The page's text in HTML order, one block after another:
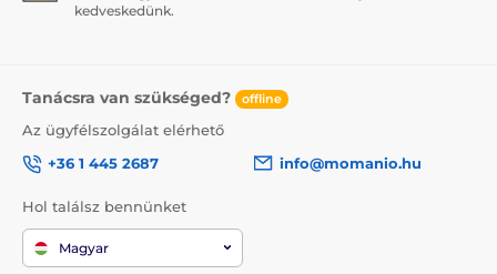
kedveskedünk.
Tanácsra van szükséged? offline
Az ügyfélszolgálat elérhető
+36 1 445 2687
info@momanio.hu
Hol találsz bennünket
Magyar